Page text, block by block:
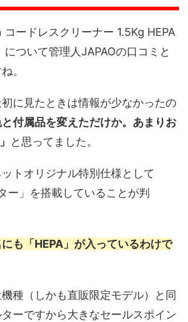
ードレスクリーナー 1.5Kg HEPA
について管理人JAPAOの口コミと
。
に見たときは情報が少なかったの
付属品を変えただけか。あまりお
と思ってました。
トオリジナル特別仕様として
ー」を搭載していることが判
も「HEPA」が入っているわけで
種（しかも直販限定モデル）と同
ーですから大きなセールスポイン